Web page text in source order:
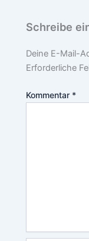
Schreibe
Deine E-Mail-
Erforderliche
Kommentar *